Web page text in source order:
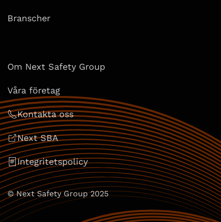
Branscher
Om Next Safety Group
Våra företag
Kontakta oss
Next SBA
Integritetspolicy
© Next Safety Group 2025